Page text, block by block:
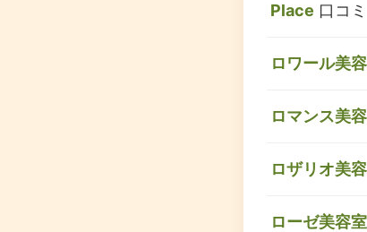
Place 口コ
ロワール美
ロマンス美
ロザリオ美
ローゼ美容室